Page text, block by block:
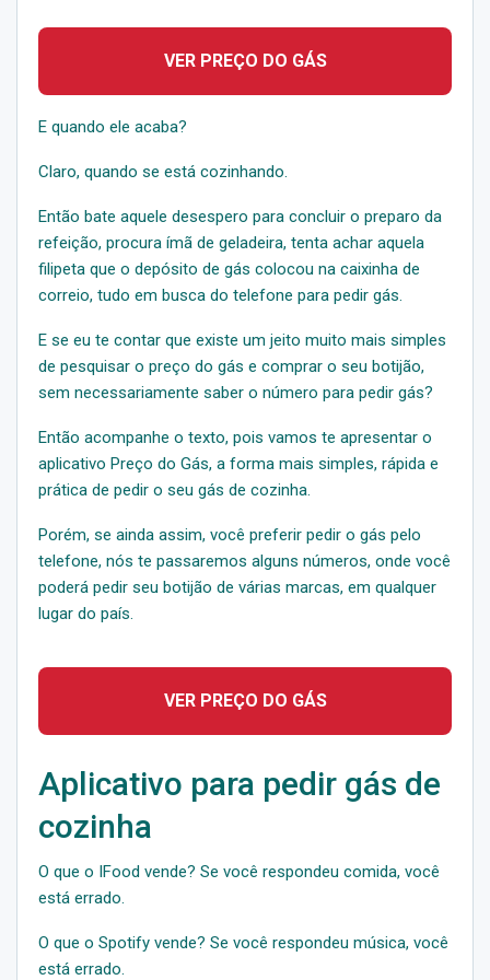
VER PREÇO DO GÁS
E quando ele acaba?
Claro, quando se está cozinhando.
Então bate aquele desespero para concluir o preparo da
refeição, procura ímã de geladeira, tenta achar aquela
filipeta que o depósito de gás colocou na caixinha de
correio, tudo em busca do telefone para pedir gás.
E se eu te contar que existe um jeito muito mais simples
de pesquisar o preço do gás e comprar o seu botijão,
sem necessariamente saber o número para pedir gás?
Então acompanhe o texto, pois vamos te apresentar o
aplicativo Preço do Gás, a forma mais simples, rápida e
prática de pedir o seu gás de cozinha.
Porém, se ainda assim, você preferir pedir o gás pelo
telefone, nós te passaremos alguns números, onde você
poderá pedir seu botijão de várias marcas, em qualquer
lugar do país.
VER PREÇO DO GÁS
Aplicativo para pedir gás de
cozinha
O que o IFood vende? Se você respondeu comida, você
está errado.
O que o Spotify vende? Se você respondeu música, você
está errado.